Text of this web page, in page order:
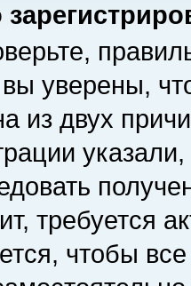
уверены,
из двух
требуется
чтобы